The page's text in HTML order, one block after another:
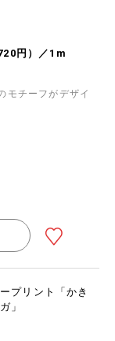
円）／1m
モチーフがデザイ
プリント「かき
」